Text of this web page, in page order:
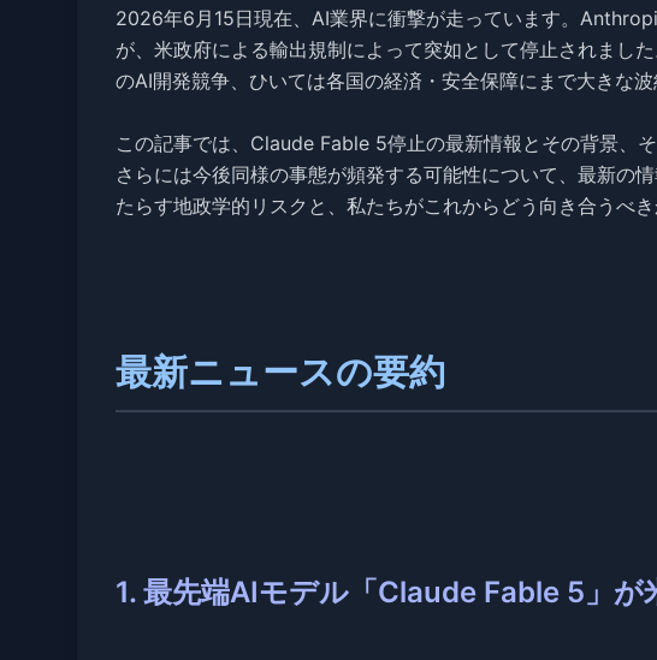
2026年6月15日現在、AI業界に衝撃が走っています。
が、米政府による輸出規制によって突如として停止されまし
のAI開発競争、ひいては各国の経済・安全保障にまで大きな波
この記事では、Claude Fable 5停止の最新情報とその背景、
さらには今後同様の事態が頻発する可能性について、最新の
たらす地政学的リスクと、私たちがこれからどう向き合うべき
最新ニュースの要約
1. 最先端AIモデル「Claude Fable 5」が